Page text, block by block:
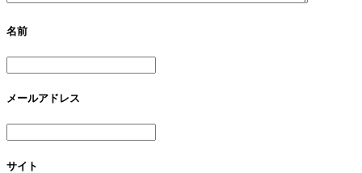
名前
メールアドレス
サイト